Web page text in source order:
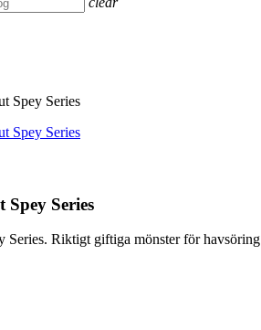
Spey Series
Spey Series
Series
Series. Riktigt giftiga mönster för